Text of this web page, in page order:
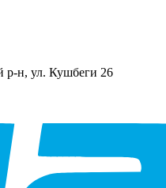
р-н, ул. Кушбеги 26